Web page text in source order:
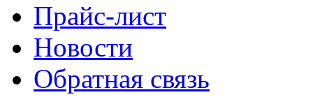
Прайс-лист
Новости
Обратная связь